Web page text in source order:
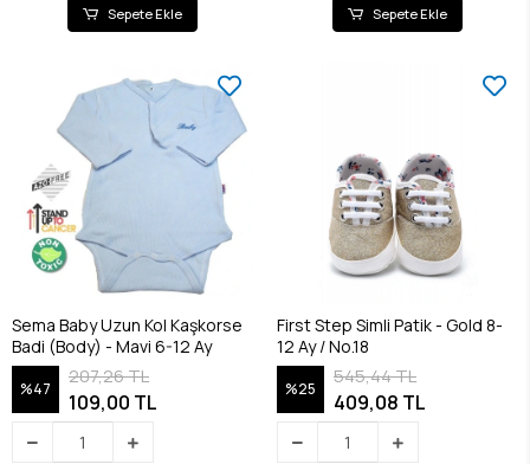
Sepete Ekle Sepete Ekle
Sema Baby Uzun Kol Kaşkorse
Badi (Body) - Mavi 6-12 Ay
%47
207,26 TL
109,00 TL
First Step Simli Patik - Gold 8-
12 Ay / No.18
%25
545,44 TL
409,08 TL